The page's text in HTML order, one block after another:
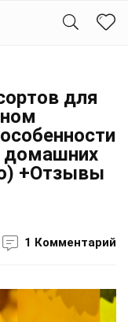
для
домашних
+Отзывы
1 Комментарий